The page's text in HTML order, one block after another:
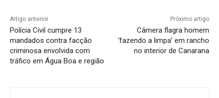
Artigo anterior
Polícia Civil cumpre 13
mandados contra facção
criminosa envolvida com
tráfico em Água Boa e região
Próximo artigo
Câmera flagra homem
‘fazendo a limpa’ em rancho
no interior de Canarana